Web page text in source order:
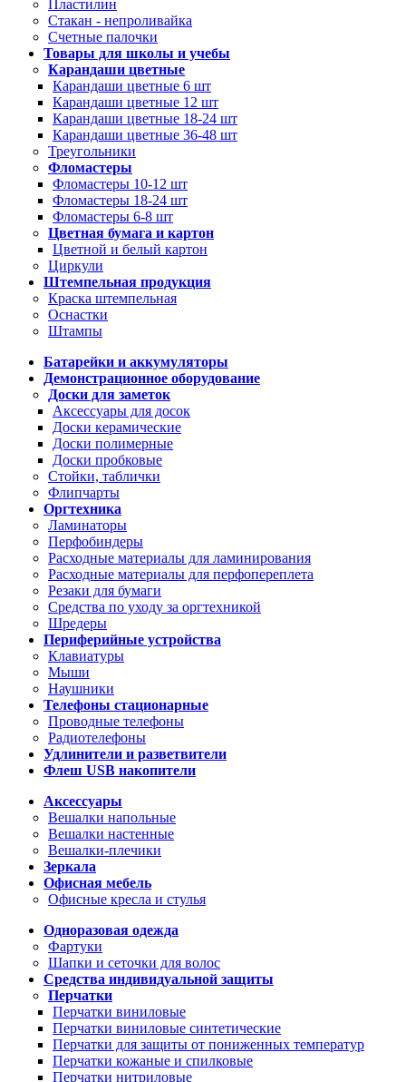
Пластилин
Стакан - непроливайка
Счетные палочки
Товары для школы и учебы
Карандаши цветные
Карандаши цветные 6 шт
Карандаши цветные 12 шт
Карандаши цветные 18-24 шт
Карандаши цветные 36-48 шт
Треугольники
Фломастеры
Фломастеры 10-12 шт
Фломастеры 18-24 шт
Фломастеры 6-8 шт
Цветная бумага и картон
Цветной и белый картон
Циркули
Штемпельная продукция
Краска штемпельная
Оснастки
Штампы
Батарейки и аккумуляторы
Демонстрационное оборудование
Доски для заметок
Аксессуары для досок
Доски керамические
Доски полимерные
Доски пробковые
Стойки, таблички
Флипчарты
Оргтехника
Ламинаторы
Перфобиндеры
Расходные материалы для ламинирования
Расходные материалы для перфопереплета
Резаки для бумаги
Средства по уходу за оргтехникой
Шредеры
Периферийные устройства
Клавиатуры
Мыши
Наушники
Телефоны стационарные
Проводные телефоны
Радиотелефоны
Удлинители и разветвители
Флеш USB накопители
Аксессуары
Вешалки напольные
Вешалки настенные
Вешалки-плечики
Зеркала
Офисная мебель
Офисные кресла и стулья
Одноразовая одежда
Фартуки
Шапки и сеточки для волос
Средства индивидуальной защиты
Перчатки
Перчатки виниловые
Перчатки виниловые синтетические
Перчатки для защиты от пониженных температур
Перчатки кожаные и спилковые
Перчатки нитриловые